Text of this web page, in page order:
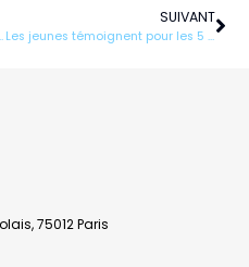
de Droit à l’école
SUIVANT
Les jeunes témoignent pour les 5 ans de Droit à l’école
75012 Paris